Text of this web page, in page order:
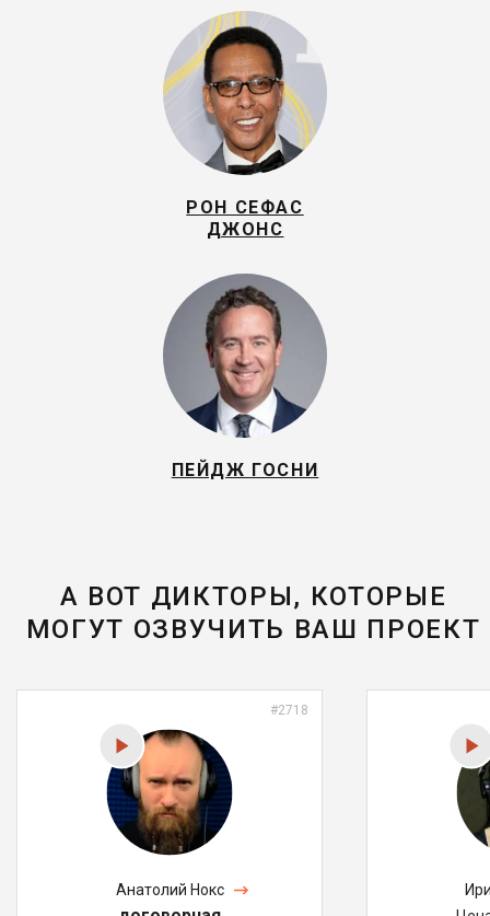
РОН СЕФАС
ДЖОНС
ПЕЙДЖ ГОСНИ
А ВОТ ДИКТОРЫ, КОТОРЫЕ
МОГУТ ОЗВУЧИТЬ ВАШ ПРОЕКТ
#2718
Анатолий Нокс